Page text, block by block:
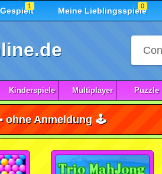
1 Meine Lieblingsspiele
0
Kinderspiele Multiplayer Puzzle
ohne Anmeldung 🕹️